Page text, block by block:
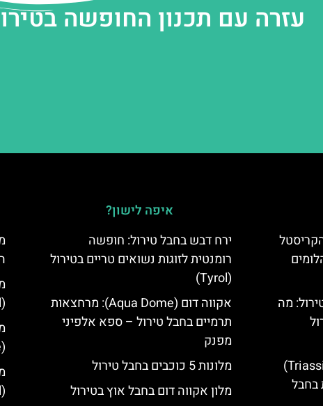
עזרה עם תכנון החופשה
מה
פארק הדינוזאורים (Triassic Park)
בחבל
איפה לישון?
ירח דבש בחבל טירול: חופשה
רומנטית לזוגות נשואים טריים בטירול
(Tyrol)
אקווה דום (Aqua Dome): מרחצאות
תרמיים בחבל טירול – ספא אלפיני
מפנק
מלונות 5 כוכבים בחבל טירול
מלון אקווה דום בחבל אוץ בטירול
(Zillertal)
(Achensee)
(Ötztal)